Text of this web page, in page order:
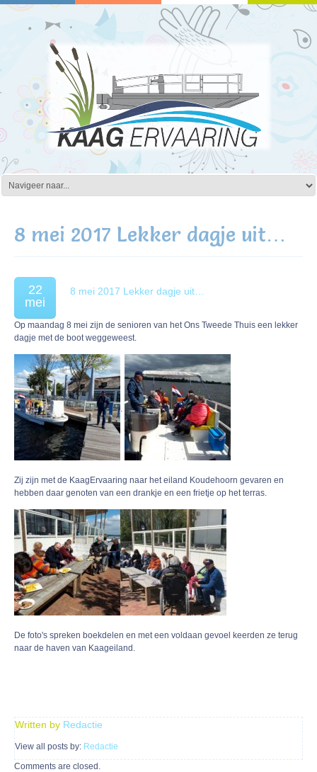
8 mei 2017 Lekker dagje uit…
22
mei
8 mei 2017 Lekker dagje uit…
Op maandag 8 mei zijn de senioren van het Ons Tweede Thuis een lekker
dagje met de boot weggeweest.
Zij zijn met de KaagErvaaring naar het eiland Koudehoorn gevaren en
hebben daar genoten van een drankje en een frietje op het terras.
De foto's spreken boekdelen en met een voldaan gevoel keerden ze terug
naar de haven van Kaageiland.
Written by Redactie
View all posts by: Redactie
Comments are closed.